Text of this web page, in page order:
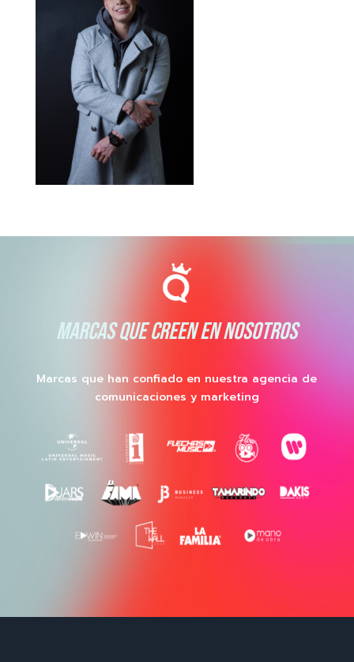
MARCAS QUE CREEN EN NOSOTROS
Marcas que han confiado en nuestra agencia de
comunicaciones y marketing